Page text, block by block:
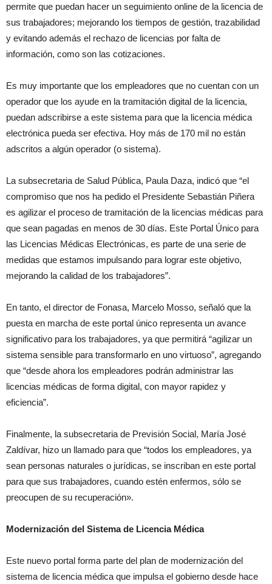
permite que puedan hacer un seguimiento online de la licencia de
sus trabajadores; mejorando los tiempos de gestión, trazabilidad
y evitando además el rechazo de licencias por falta de
información, como son las cotizaciones.
Es muy importante que los empleadores que no cuentan con un
operador que los ayude en la tramitación digital de la licencia,
puedan adscribirse a este sistema para que la licencia médica
electrónica pueda ser efectiva. Hoy más de 170 mil no están
adscritos a algún operador (o sistema).
La subsecretaria de Salud Pública, Paula Daza, indicó que “el
compromiso que nos ha pedido el Presidente Sebastián Piñera
es agilizar el proceso de tramitación de la licencias médicas para
que sean pagadas en menos de 30 días. Este Portal Único para
las Licencias Médicas Electrónicas, es parte de una serie de
medidas que estamos impulsando para lograr este objetivo,
mejorando la calidad de los trabajadores”.
En tanto, el director de Fonasa, Marcelo Mosso, señaló que la
puesta en marcha de este portal único representa un avance
significativo para los trabajadores, ya que permitirá “agilizar un
sistema sensible para transformarlo en uno virtuoso”, agregando
que “desde ahora los empleadores podrán administrar las
licencias médicas de forma digital, con mayor rapidez y
eficiencia”.
Finalmente, la subsecretaria de Previsión Social, María José
Zaldívar, hizo un llamado para que “todos los empleadores, ya
sean personas naturales o jurídicas, se inscriban en este portal
para que sus trabajadores, cuando estén enfermos, sólo se
preocupen de su recuperación».
Modernización del Sistema de Licencia Médica
Este nuevo portal forma parte del plan de modernización del
sistema de licencia médica que impulsa el gobierno desde hace